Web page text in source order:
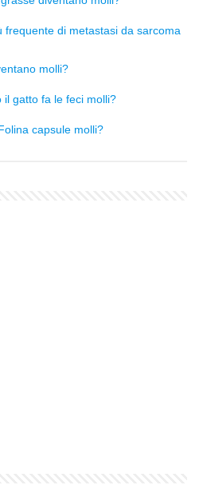
frequente di metastasi da sarcoma
molli?
il gatto fa le feci molli?
capsule molli?